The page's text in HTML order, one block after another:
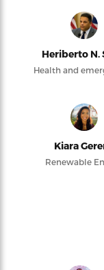
Heriberto N.
Health and
Kiara
Renewable